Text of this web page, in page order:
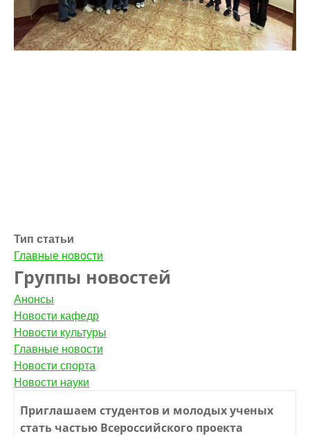
Тип статьи
Главные новости
Группы новостей
Анонсы
Новости кафедр
Новости культуры
Главные новости
Новости спорта
Новости науки
Приглашаем студентов и молодых ученых
стать частью Всероссийского проекта